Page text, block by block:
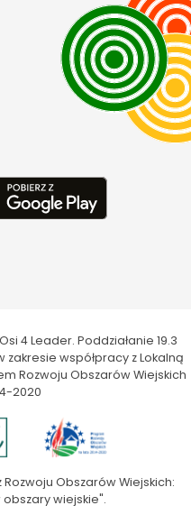
4 Leader. Poddziałanie 19.3
współpracy z Lokalną
Rozwoju Obszarów Wiejskich
2020
Rozwoju Obszarów Wiejskich:
wiejskie".